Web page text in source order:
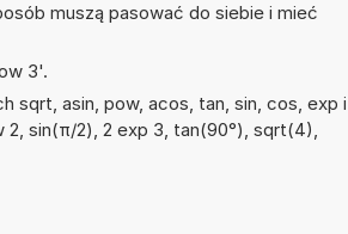
muszą pasować do siebie i mieć
3'.
sqrt, asin, pow, acos, tan, sin, cos, exp i
2, sin(π/2), 2 exp 3, tan(90°), sqrt(4),